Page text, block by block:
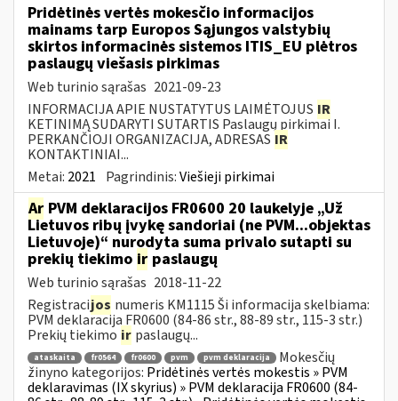
Pridėtinės vertės mokesčio informacijos
mainams tarp Europos Sąjungos valstybių
skirtos informacinės sistemos ITIS_EU plėtros
paslaugų viešasis pirkimas
Web turinio sąrašas 2021-09-23
INFORMACIJA APIE NUSTATYTUS LAIMĖTOJUS IR
KETINIMĄ SUDARYTI SUTARTIS Paslaugų pirkimai I.
PERKANČIOJI ORGANIZACIJA, ADRESAS IR
KONTAKTINIAI...
Metai: 2021 Pagrindinis:Viešieji pirkimai
Ar PVM deklaracijos FR0600 20 laukelyje „Už
Lietuvos ribų įvykę sandoriai (ne PVM...objektas
Lietuvoje)“ nurodyta suma privalo sutapti su
prekių tiekimo ir paslaugų
Web turinio sąrašas 2018-11-22
Registracijos numeris KM1115 Ši informacija skelbiama:
PVM deklaracija FR0600 (84-86 str., 88-89 str., 115-3 str.)
Prekių tiekimo ir paslaugų...
ataskaita fr0564 fr0600 pvm pvm deklaracija
Mokesčių
žinyno kategorijos: Pridėtinės vertės mokestis » PVM
deklaravimas (IX skyrius) » PVM deklaracija FR0600 (84-